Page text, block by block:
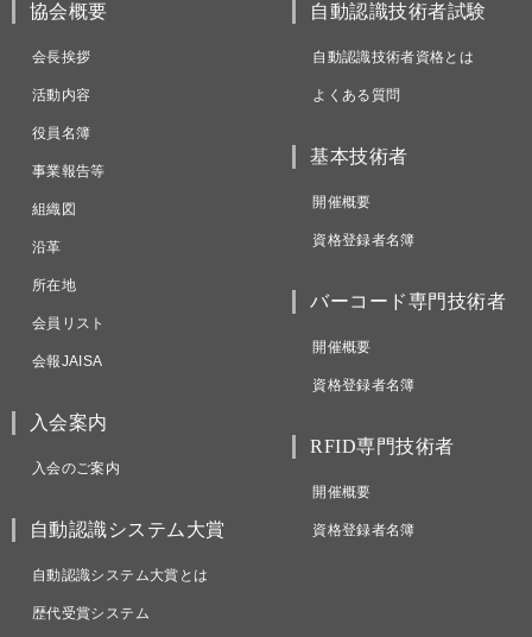
協会概要
会長挨拶
活動内容
役員名簿
事業報告等
組織図
沿革
所在地
会員リスト
会報JAISA
入会案内
入会のご案内
自動認識システム大賞
自動認識システム大賞とは
歴代受賞システム
自動認識技術者試験
自動認識技術者資格とは
よくある質問
基本技術者
開催概要
資格登録者名簿
バーコード専門技術者
開催概要
資格登録者名簿
RFID専門技術者
開催概要
資格登録者名簿